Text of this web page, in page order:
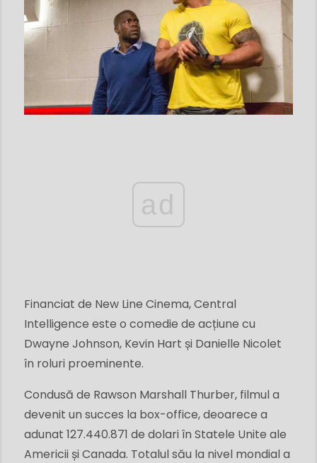
ad
Financiat de New Line Cinema, Central
Intelligence este o comedie de acțiune cu
Dwayne Johnson, Kevin Hart și Danielle Nicolet
în roluri proeminente.
Condusă de Rawson Marshall Thurber, filmul a
devenit un succes la box-office, deoarece a
adunat 127.440.871 de dolari în Statele Unite ale
Americii și Canada. Totalul său la nivel mondial a